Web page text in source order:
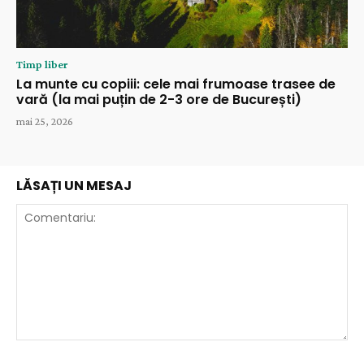
Timp liber
La munte cu copiii: cele mai frumoase trasee de
vară (la mai puțin de 2-3 ore de București)
mai 25, 2026
LĂSAȚI UN MESAJ